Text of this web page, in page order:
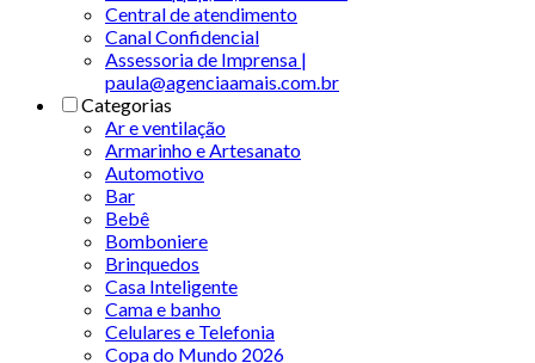
Central de atendimento
Canal Confidencial
Assessoria de Imprensa |
paula@agenciaamais.com.br
Categorias
Ar e ventilação
Armarinho e Artesanato
Automotivo
Bar
Bebê
Bomboniere
Brinquedos
Casa Inteligente
Cama e banho
Celulares e Telefonia
Copa do Mundo 2026